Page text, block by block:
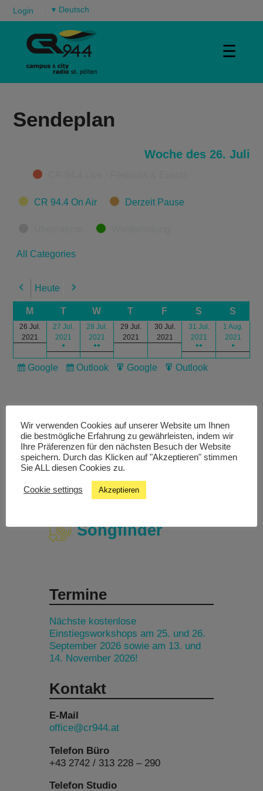
Login ▾
☰
Sendeplan
Woche des 26. Juli
Categories
CR 94.4 On Air Derzeit Pause
All Categories
Previous
Heute Next
M T W T F S S
26 Jul.
2021
27 Jul.
2021
●
28 Jul.
2021
●●
29 Jul.
2021
30 Jul.
2021
31 Jul.
2021
●●
1 Aug.
2021
●
Subscribe
Google
Subscribe
Outlook
Export
Google
Export
Outlook
Livestream
Studiochat
Songfinder
Termine
Nächste kostenlose
Einstiegsworkshops am 25. und 26.
September 2026 sowie am 13. und
14. November 2026!
Kontakt
E-Mail
office@cr944.at
Telefon Büro
+43 2742 / 313 228 – 290
Telefon Studio
Wir verwenden Cookies auf unserer Website um Ihnen
die bestmögliche Erfahrung zu gewährleisten, indem wir
Ihre Präferenzen für den nächsten Besuch der Website
speichern. Durch das Klicken auf "Akzeptieren" stimmen
Sie ALL diesen Cookies zu.
Cookie settings Akzeptieren